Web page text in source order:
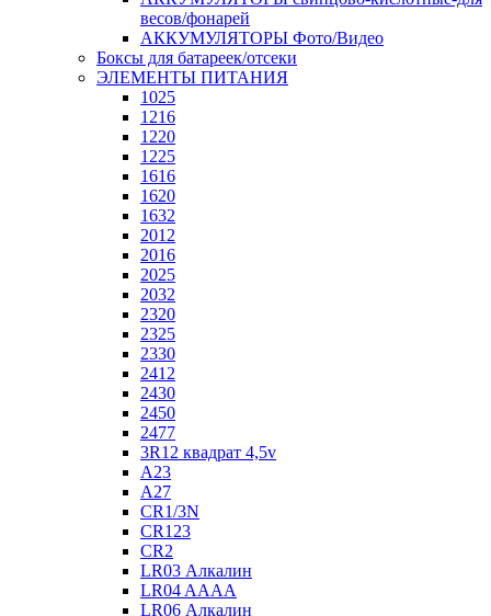
весов/фонарей
АККУМУЛЯТОРЫ Фото/Видео
Боксы для батареек/отсеки
ЭЛЕМЕНТЫ ПИТАНИЯ
1025
1216
1220
1225
1616
1620
1632
2012
2016
2025
2032
2320
2325
2330
2412
2430
2450
2477
3R12 квадрат 4,5v
A23
A27
CR1/3N
CR123
CR2
LR03 Алкалин
LR04 AAAA
LR06 Алкалин